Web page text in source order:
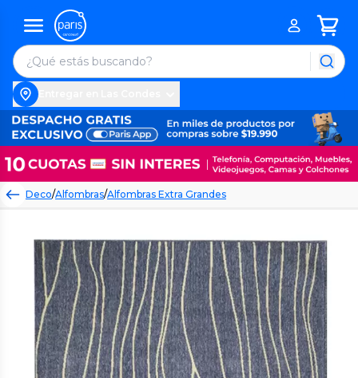
Deco/Alfombras/Alfombras Extra Grandes